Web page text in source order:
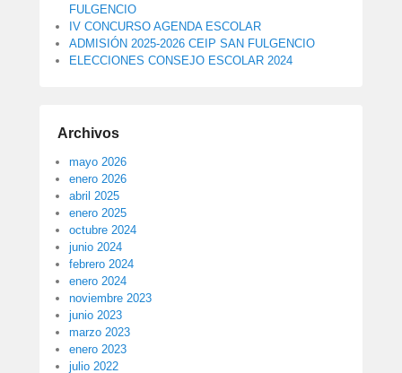
FULGENCIO
IV CONCURSO AGENDA ESCOLAR
ADMISIÓN 2025-2026 CEIP SAN FULGENCIO
ELECCIONES CONSEJO ESCOLAR 2024
Archivos
mayo 2026
enero 2026
abril 2025
enero 2025
octubre 2024
junio 2024
febrero 2024
enero 2024
noviembre 2023
junio 2023
marzo 2023
enero 2023
julio 2022